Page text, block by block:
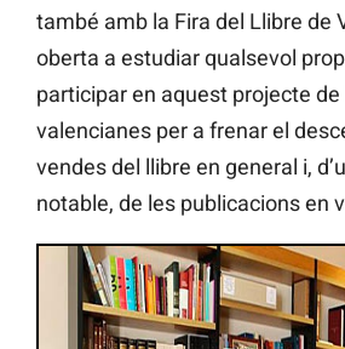
també amb la Fira del Llibre de
oberta a estudiar qualsevol
participar en aquest projecte
valencianes per a frenar el
vendes del llibre en general i,
notable, de les publicacions en